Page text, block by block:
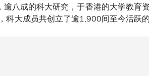
八成的科大研究，于香港的大学教育资
科大成员共创立了逾1,900间至今活跃的